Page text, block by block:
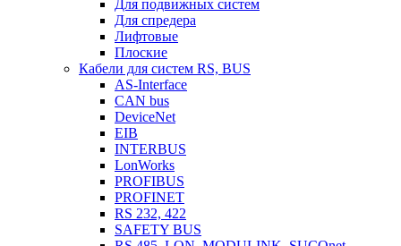
Для подвижных систем
Для спредера
Лифтовые
Плоские
Кабели для систем RS, BUS
AS-Interface
CAN bus
DeviceNet
EIB
INTERBUS
LonWorks
PROFIBUS
PROFINET
RS 232, 422
SAFETY BUS